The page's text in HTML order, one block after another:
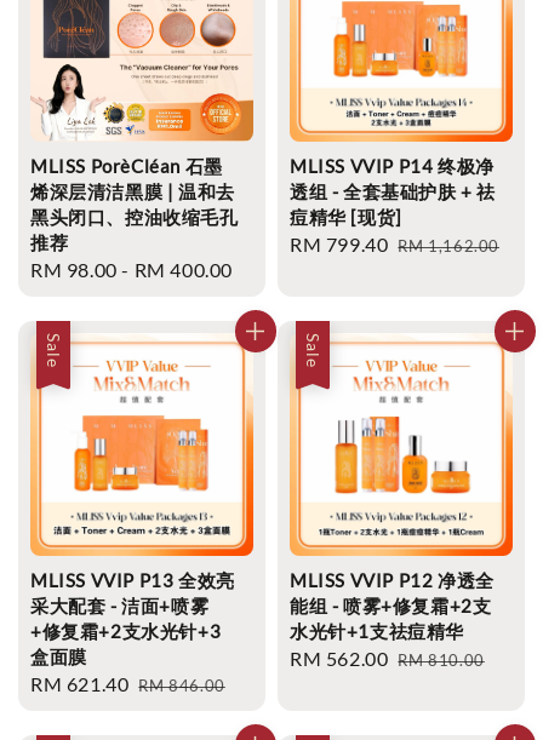
MLISS PorèCléan 石墨
烯深层清洁黑膜 | 温和去
黑头闭口、控油收缩毛孔
推荐
Regular
RM 98.00 - RM 400.00
MLISS VVIP P14 终极净
透组 - 全套基础护肤 + 祛
痘精华 [现货]
Sale
RM 799.40 Regular
RM 1,162.00
Sale
MLISS VVIP P13 全效亮
采大配套 - 洁面+喷雾
+修复霜+2支水光针+3
盒面膜
Sale
RM 621.40 Regular
RM 846.00
Sale
MLISS VVIP P12 净透全
能组 - 喷雾+修复霜+2支
水光针+1支祛痘精华
Sale
RM 562.00 Regular
RM 810.00